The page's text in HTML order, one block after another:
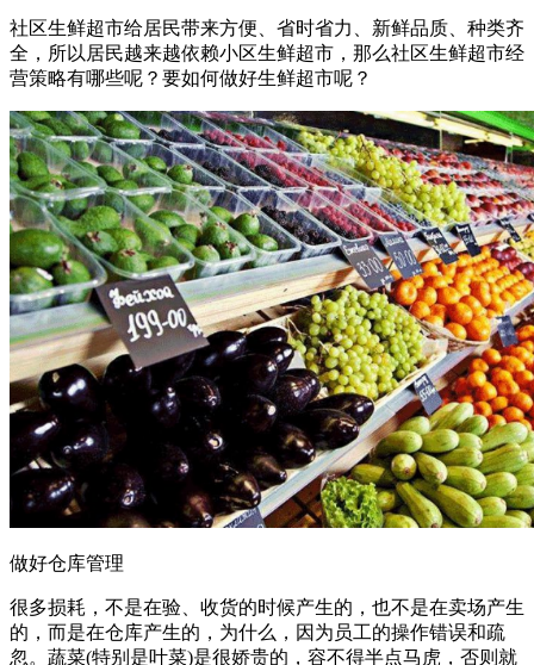
社区生鲜超市给居民带来方便、省时省力、新鲜品质、种类齐
全，所以居民越来越依赖小区生鲜超市，那么社区生鲜超市经
营策略有哪些呢？要如何做好生鲜超市呢？
做好仓库管理
很多损耗，不是在验、收货的时候产生的，也不是在卖场产生
的，而是在仓库产生的，为什么，因为员工的操作错误和疏
忽。蔬菜(特别是叶菜)是很娇贵的，容不得半点马虎，否则就